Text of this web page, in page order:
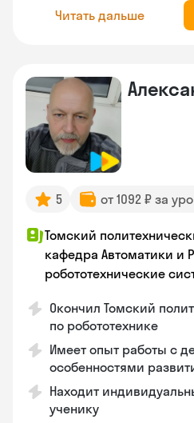
Читать дальше
5 от 1092 ₽ за
Томский
кафедра Автоматики и
робототехнические
Окончил Томский
по робототехнике
Имеет опыт работы с
особенностями
Находит
ученику